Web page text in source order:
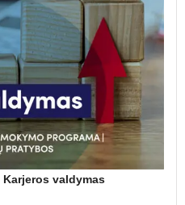
valdymas